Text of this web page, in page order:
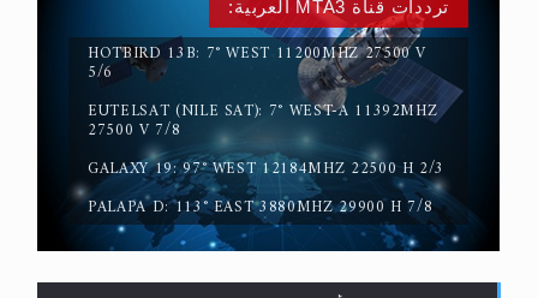
حقيقة المسيح الدجال
ترددات قناة MTA3 العربية:
HOTBIRD 13B: 7° WEST 11200MHZ 27500 V
5/6
EUTELSAT (NILE SAT): 7° WEST-A 11392MHZ
27500 V 7/8
GALAXY 19: 97° WEST 12184MHZ 22500 H 2/3
PALAPA D: 113° EAST 3880MHZ 29900 H 7/8